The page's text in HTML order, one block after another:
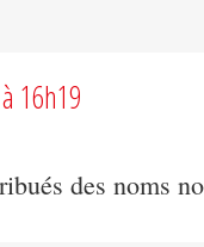
16h19
des noms